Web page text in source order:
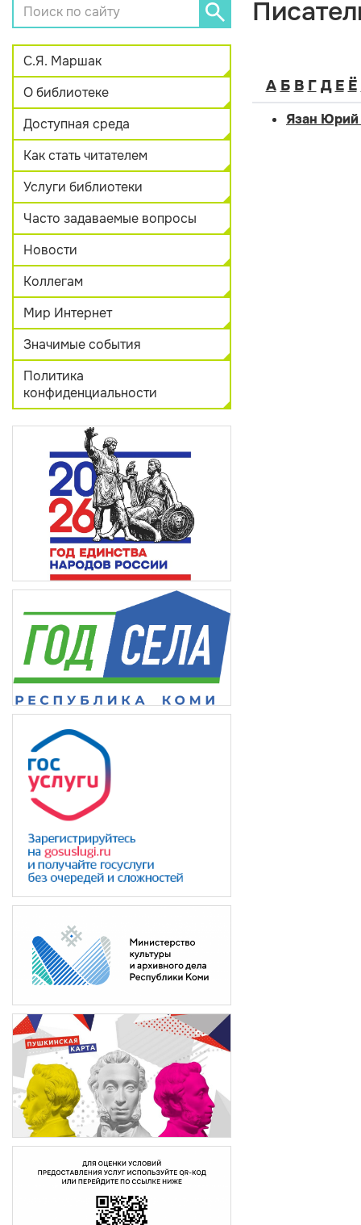
С.Я. Маршак
О библиотеке
Доступная среда
Как стать читателем
Услуги библиотеки
Часто задаваемые вопросы
Новости
Коллегам
Мир Интернет
Значимые события
Политика
конфиденциальности
А Б В Г Д Е Ё
Язан